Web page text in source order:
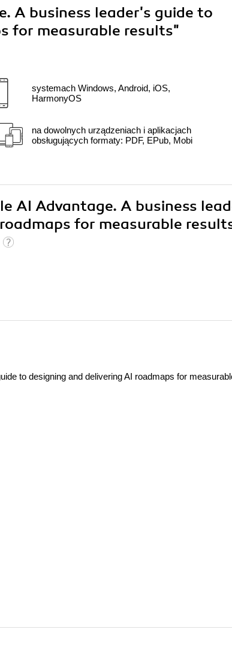
A business leader's guide to
for measurable results"
systemach Windows, Android, iOS,
HarmonyOS
na dowolnych urządzeniach i aplikacjach
obsługujących formaty: PDF, EPub, Mobi
AI Advantage. A business
for measurable
to designing and delivering AI roadmaps for